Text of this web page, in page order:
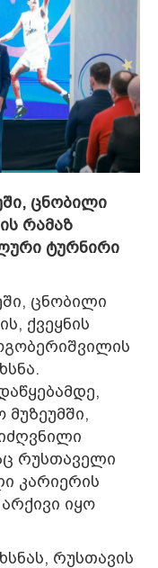
ცნობილი
რამაზ
ტურნირი
ცნობილი
ქვეყნის
რუსთაველი
კარიერის
იყო
რუსთავის